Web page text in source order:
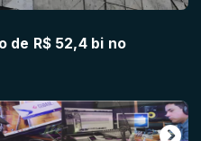
de R$ 52,4 bi no